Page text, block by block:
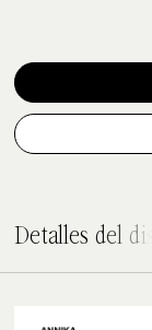
Detalles del di